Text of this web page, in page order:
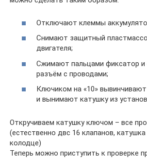
Отключают клеммы
Снимают защитный
двигателя;
Сжимают пальцами фиксатор
разъём с проводами;
Ключиком на «10»
и вынимают катушку из
Откручиваем катушку ключом – все
(естественно двс 16 клапанов,
колодце)
Теперь можно приступить к проверке